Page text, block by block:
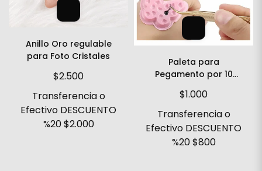
Anillo Oro regulable
para Foto Cristales
$2.500
Transferencia o
Efectivo DESCUENTO
%20$2.000
Paleta para
Pegamento por 10
$1.000
Transferencia o
Efectivo DESCUENTO
%20$800